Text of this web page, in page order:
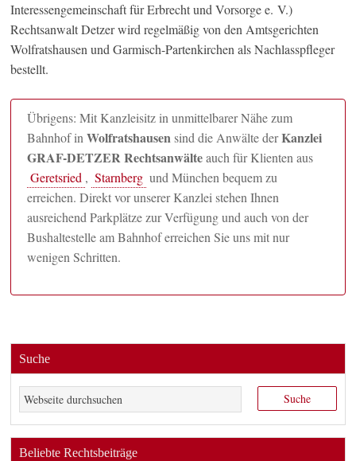
Interessengemeinschaft für Erbrecht und Vorsorge e. V.)
Rechtsanwalt Detzer wird regelmäßig von den Amtsgerichten
Wolfratshausen und Garmisch-Partenkirchen als Nachlasspfleger
bestellt.
Übrigens: Mit Kanzleisitz in unmittelbarer Nähe zum
Bahnhof inWolfratshausensind die Anwälte derKanzlei
GRAF-DETZER Rechtsanwälteauch für Klienten aus
Geretsried , Starnberg und München bequem zu
erreichen. Direkt vor unserer Kanzlei stehen Ihnen
ausreichend Parkplätze zur Verfügung und auch von der
Bushaltestelle am Bahnhof erreichen Sie uns mit nur
wenigen Schritten.
Suche
Beliebte Rechtsbeiträge